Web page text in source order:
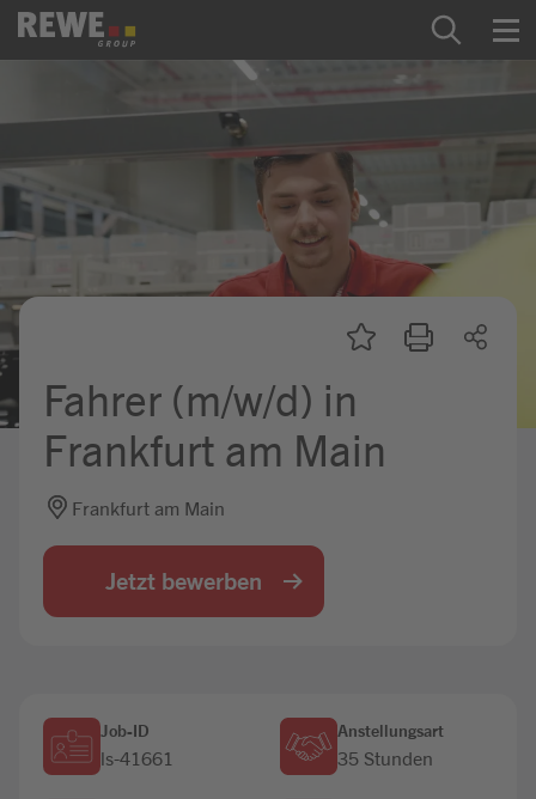
Zum Inhalt springen
Startseite
REWE Group als Arbeitgeber
Ausbildung & Studium
Praktikum & Werkstudium
Mein Kandidat:innenprofil
Fahrer (m/w/d) in
Frankfurt am Main
Frankfurt am Main
Jetzt bewerben
Job-ID
ls-41661
Anstellungsart
35 Stunden